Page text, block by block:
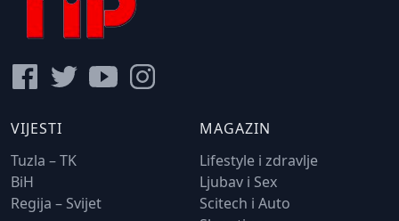
VIJESTI
Tuzla – TK
BiH
Regija – Svijet
MAGAZIN
Lifestyle i zdravlje
Ljubav i Sex
Scitech i Auto